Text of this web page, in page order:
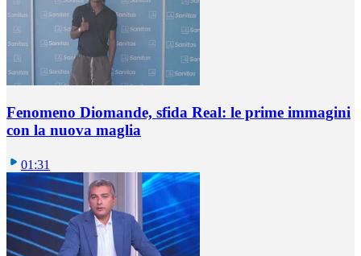
Fenomeno Diomande, sfida Real: le prime immagini
con la nuova maglia
01:31